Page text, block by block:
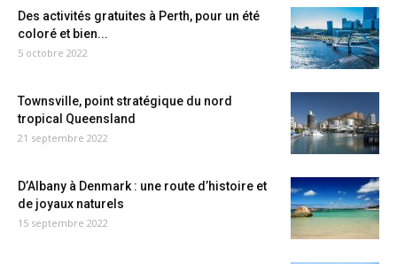
Des activités gratuites à Perth, pour un été
coloré et bien...
5 octobre 2022
Townsville, point stratégique du nord
tropical Queensland
21 septembre 2022
D’Albany à Denmark : une route d’histoire et
de joyaux naturels
15 septembre 2022